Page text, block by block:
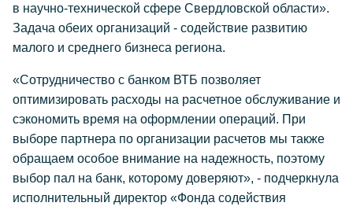
в научно-технической сфере Свердловской области».
Задача обеих организаций - содействие развитию
малого и среднего бизнеса региона.
«Сотрудничество с банком ВТБ позволяет
оптимизировать расходы на расчетное обслуживание и
сэкономить время на оформлении операций. При
выборе партнера по организации расчетов мы также
обращаем особое внимание на надежность, поэтому
выбор пал на банк, которому доверяют», - подчеркнула
исполнительный директор «Фонда содействия